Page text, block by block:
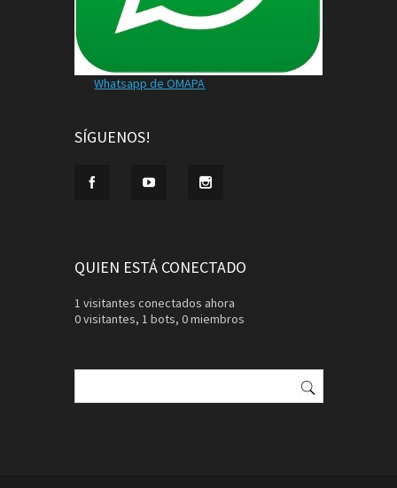
Whatsapp de OMAPA
SÍGUENOS!
QUIEN ESTÁ CONECTADO
1 visitantes conectados ahora
0 visitantes, 1 bots, 0 miembros
Buscar: